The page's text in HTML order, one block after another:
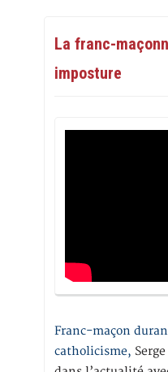
La franc-
imposture
Franc-maçon
catholicisme,